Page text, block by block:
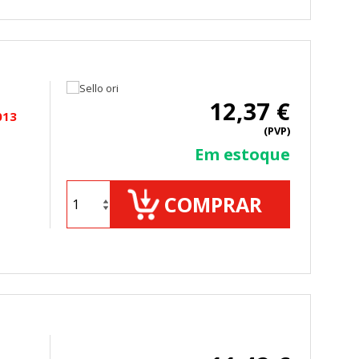
12,37 €
(PVP)
Em estoque
COMPRAR
Puede configurar su